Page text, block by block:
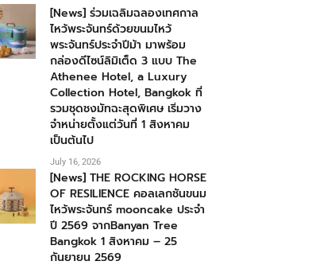
[News] ร่วมเฉลิมฉลองเทศกาล
ไหว้พระจันทร์ด้วยขนมไหว้
พระจันทร์ประจำปีม้า มาพร้อม
กล่องดีไซน์ลิมิเต็ด 3 แบบ The
Athenee Hotel, a Luxury
Collection Hotel, Bangkok ที่
รวมชุดชงมัทฉะสุดพิเศษ เริ่มวาง
จำหน่ายตั้งแต่วันที่ 1 สิงหาคม
เป็นต้นไป
July 16, 2026
[News] THE ROCKING HORSE
OF RESILIENCE คอลเลกชันขนม
ไหว้พระจันทร์ mooncake ประจำ
ปี 2569 จากBanyan Tree
Bangkok 1 สิงหาคม – 25
กันยายน 2569